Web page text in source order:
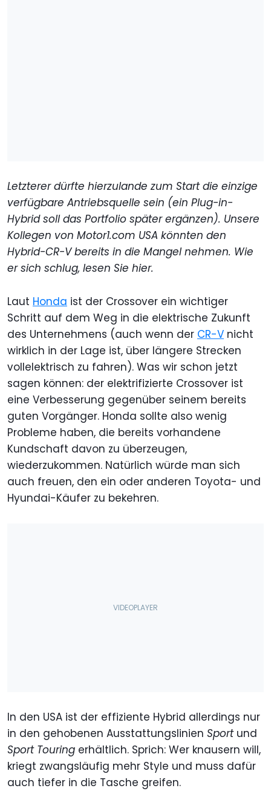
Letzterer dürfte hierzulande zum Start die einzige
verfügbare Antriebsquelle sein (ein Plug-in-
Hybrid soll das Portfolio später ergänzen). Unsere
Kollegen von Motor1.com USA könnten den
Hybrid-CR-V bereits in die Mangel nehmen. Wie
er sich schlug, lesen Sie hier.
Laut Honda ist der Crossover ein wichtiger
Schritt auf dem Weg in die elektrische Zukunft
des Unternehmens (auch wenn der CR-V nicht
wirklich in der Lage ist, über längere Strecken
vollelektrisch zu fahren). Was wir schon jetzt
sagen können: der elektrifizierte Crossover ist
eine Verbesserung gegenüber seinem bereits
guten Vorgänger. Honda sollte also wenig
Probleme haben, die bereits vorhandene
Kundschaft davon zu überzeugen,
wiederzukommen. Natürlich würde man sich
auch freuen, den ein oder anderen Toyota- und
Hyundai-Käufer zu bekehren.
In den USA ist der effiziente Hybrid allerdings nur
in den gehobenen Ausstattungslinien Sportund
Sport Touring erhältlich. Sprich: Wer knausern will,
kriegt zwangsläufig mehr Style und muss dafür
auch tiefer in die Tasche greifen.